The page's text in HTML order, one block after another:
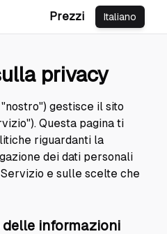
Prezzi Italiano
privacy
gestisce il sito
Questa pagina ti
riguardanti la
dei dati personali
e sulle scelte che
informazioni